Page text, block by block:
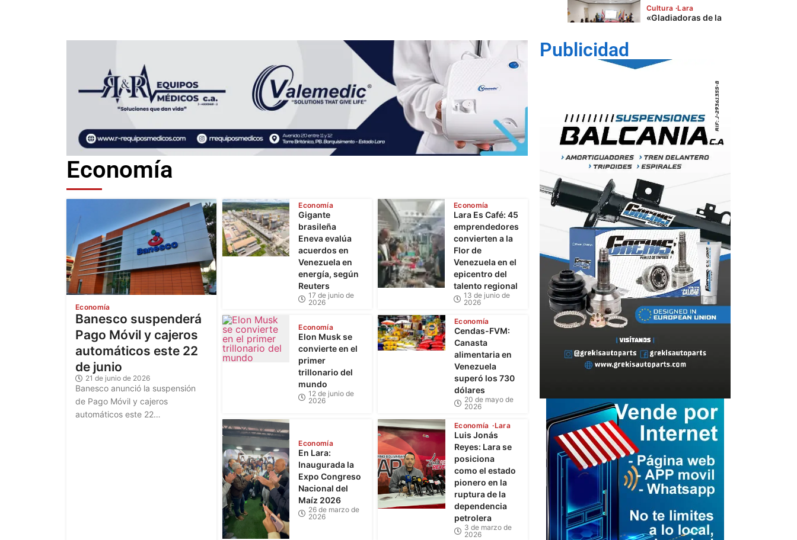
Cultura Lara
Del joropo al
venezolana a la FIFA
1
Trabajadores de
Corpoelec eligen
Comisión Electoral
con miras a las
elecciones
2
Cultura Lara
40 edición del
Festival de Cine
Francés en
Venezuela
Lara
Senamecf celebra 14
años con una
emotiva misa de
acción de gracias
4
vida»: Rinde
homenaje a las
mujeres que
sostienen a
Cultura Lara
Del joropo al
Mundial: el guaro
Alex Martínez
llevará el arpa
venezolana a la FIFA
Economía
Economía
Banesco suspenderá
Pago Móvil y cajeros
automáticos este 22
de junio
21 de junio de 2026
Banesco anunció la suspensión
de Pago Móvil y cajeros
automáticos este 22…
Economía
Gigante
brasileña
Eneva evalúa
acuerdos en
Venezuela en
energía, según
Reuters
17 de junio de
2026
Economía
Lara Es Café: 45
emprendedores
convierten a la
Flor de
Venezuela en el
epicentro del
talento regional
13 de junio de
2026
Economía
Elon Musk se
convierte en el
primer
trillonario del
mundo
12 de junio de
2026
Economía
Cendas-FVM:
Canasta
alimentaria en
Venezuela
superó los 730
dólares
20 de mayo de
2026
Economía
En Lara:
Inaugurada la
Expo Congreso
Nacional del
Maíz 2026
26 de marzo de
2026
Economía Lara
Luis Jonás
Reyes: Lara se
posiciona
como el estado
pionero en la
ruptura de la
dependencia
petrolera
3 de marzo de
2026
Publicidad